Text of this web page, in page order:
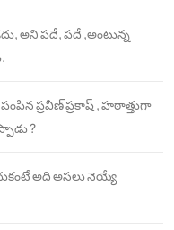
అని పదే, పదే ,అంటున్న
ప్రవీణ్ ప్రకాష్ , హఠాత్తుగా
?
అది అసలు నెయ్యే